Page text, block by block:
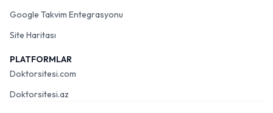
Google Takvim Entegrasyonu
Site Haritası
PLATFORMLAR
Doktorsitesi.com
Doktorsitesi.az